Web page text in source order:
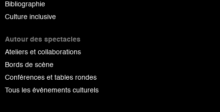
Bibliographie
Culture inclusive
Autour des spectacles
Ateliers et collaborations
Bords de scène
Conférences et tables rondes
Tous les événements culturels